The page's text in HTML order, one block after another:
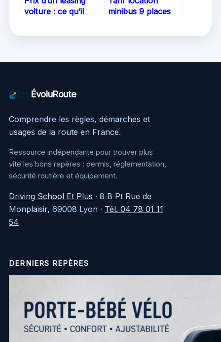
voiture : ce qu’il
minibus 9 places
ÉvoluRoute
Comprendre les règles, démarches et
usages de la route en France.
Ressource indépendante pour trouver plus
vite les bons repères : permis, réglementation,
sécurité routière et équipement.
Driving School Et Plus · 8 B Pt Rue de
Monplaisir, 69008 Lyon · Tél. 04 78 01 11
54
DERNIERS REPÈRES